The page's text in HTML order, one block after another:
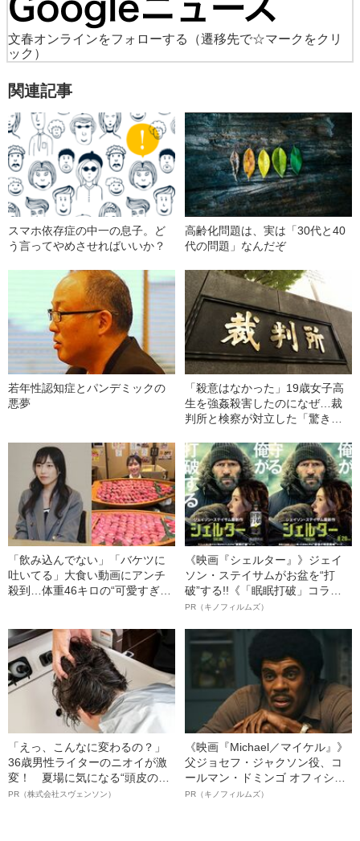
文春オンラインをフォローする
（遷移先で☆マークをクリ
ック）
関連記事
スマホ依存症の中一の息子。ど
う言ってやめさせればいいか？
高齢化問題は、実は「30代と40
代の問題」なんだぞ
若年性認知症とパンデミックの
悪夢
「殺意はなかった」19歳女子高
生を強姦殺害したのになぜ…裁
判所と検察が対立した「驚きの
「飲み込んでない」「バケツに
吐いてる」大食い動画にアンチ
殺到…体重46キロの“可愛すぎ
《映画『シェルター』》ジェイ
ソン・ステイサムがお盆を“打
破”する!!《「眠眠打破」コラ
ボ》
PR（キノフィルムズ）
「えっ、こんなに変わるの？」
36歳男性ライターのニオイが激
変！ 夏場に気になる“頭皮のニ
オイ”や“ベタつき”を解消す
PR（株式会社スヴェンソン）
《映画『Michael／マイケル』》
父ジョセフ・ジャクソン役、コ
ールマン・ドミンゴ オフィシャ
ルインタビュー“観客を魅了した
PR（キノフィルムズ）